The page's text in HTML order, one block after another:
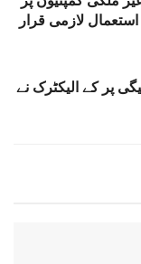
لازمی قرار
پر کے الیکٹرک نے